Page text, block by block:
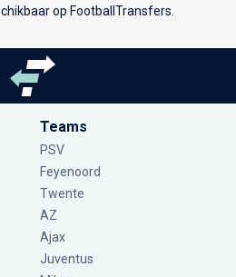
op FootballTransfers.
Teams
PSV
Feyenoord
Twente
AZ
Ajax
Juventus